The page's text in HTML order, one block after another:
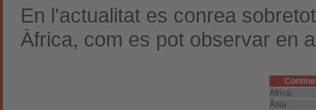
En l'actualitat es conrea
Àfrica, com es pot observar en
Àfrica
Àsia